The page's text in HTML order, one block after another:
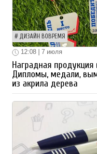
ДИЗАЙН ВОВРЕМЯ
12:08 | 7 июля
Наградная
Дипломы, медали,
из акрила дерева